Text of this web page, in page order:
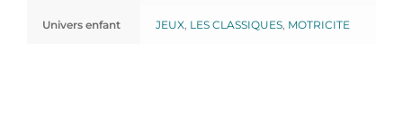
Univers enfant JEUX, LES CLASSIQUES, MOTRICITE